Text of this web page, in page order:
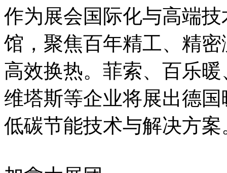
作为展会国际化与高端
馆，聚焦百年精工、精
高效换热。菲索、百乐
维塔斯等企业将展出德
低碳节能技术与解决方案